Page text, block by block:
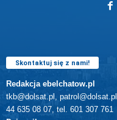
Skontaktuj się z nami!
Redakcja ebelchatow.pl
tkb@dolsat.pl, patrol@dolsat.pl
44 635 08 07, tel. 601 307 761